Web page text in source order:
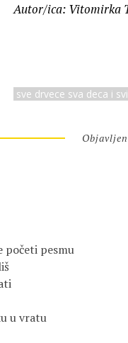
Autor/ica: Vitomirka
sve drvece sva deca i
početi pesmu
u vratu